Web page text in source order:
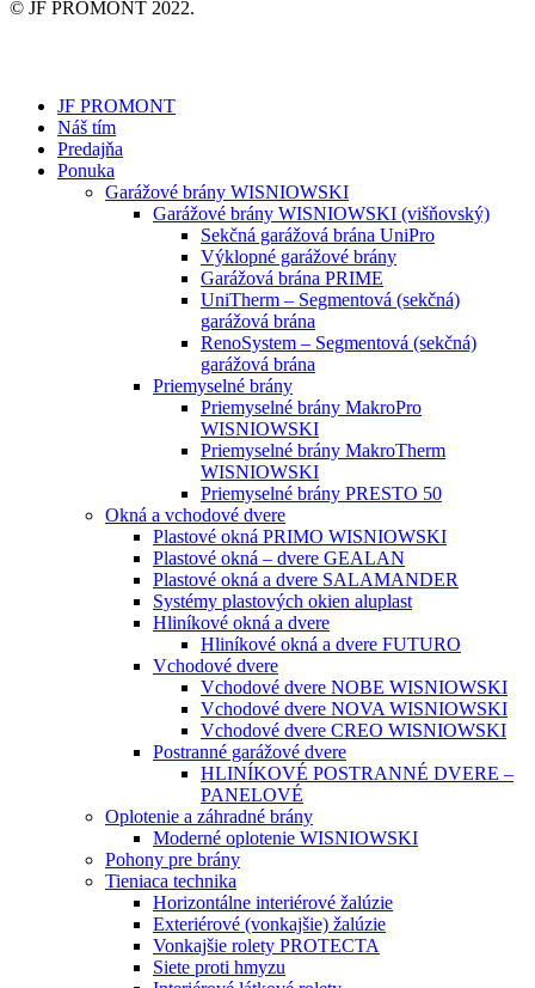
© JF PROMONT 2022.
JF PROMONT
Náš tím
Predajňa
Ponuka
Garážové brány WISNIOWSKI
Garážové brány WISNIOWSKI (višňovský)
Sekčná garážová brána UniPro
Výklopné garážové brány
Garážová brána PRIME
UniTherm – Segmentová (sekčná)
garážová brána
RenoSystem – Segmentová (sekčná)
garážová brána
Priemyselné brány
Priemyselné brány MakroPro
WISNIOWSKI
Priemyselné brány MakroTherm
WISNIOWSKI
Priemyselné brány PRESTO 50
Okná a vchodové dvere
Plastové okná PRIMO WISNIOWSKI
Plastové okná – dvere GEALAN
Plastové okná a dvere SALAMANDER
Systémy plastových okien aluplast
Hliníkové okná a dvere
Hliníkové okná a dvere FUTURO
Vchodové dvere
Vchodové dvere NOBE WISNIOWSKI
Vchodové dvere NOVA WISNIOWSKI
Vchodové dvere CREO WISNIOWSKI
Postranné garážové dvere
HLINÍKOVÉ POSTRANNÉ DVERE –
PANELOVÉ
Oplotenie a záhradné brány
Moderné oplotenie WISNIOWSKI
Pohony pre brány
Tieniaca technika
Horizontálne interiérové žalúzie
Exteriérové (vonkajšie) žalúzie
Vonkajšie rolety PROTECTA
Siete proti hmyzu